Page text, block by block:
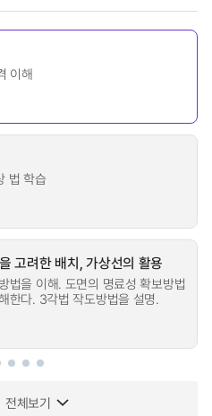
이해
법 학습
고려한 배치, 가상선의 활용
법을 이해. 도면의 명료성 확보방법
한다. 3각법 작도방법을 설명.
전체보기